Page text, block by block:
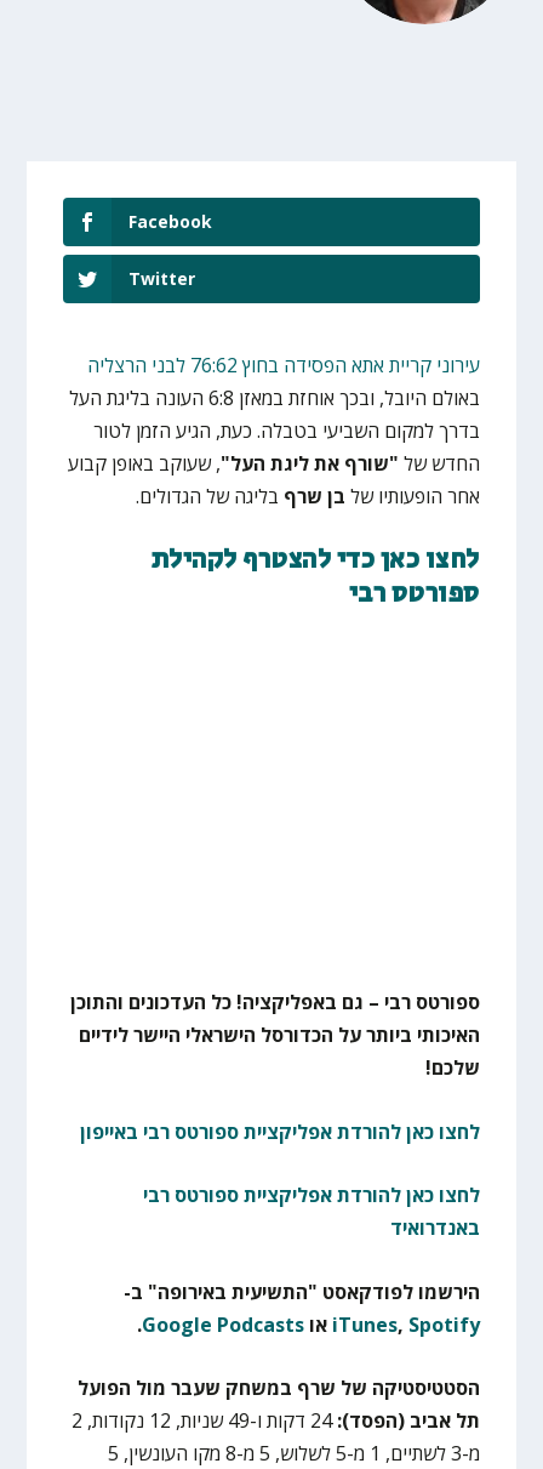
Facebook
Twitter
עירוני קריית אתא הפסידה בחוץ 76:62 לבני הרצליה
באולם היובל, ובכך אוחזת במאזן 6:8 העונה בליגת העל
בדרך למקום השביעי בטבלה. כעת, הגיע הזמן לטור
החדש של "שורף את ליגת העל", שעוקב באופן קבוע
אחר הופעותיו של בן שרף בליגה של הגדולים.
לחצו כאן כדי להצטרף לקהילת
ספורטס רבי
ספורטס רבי – גם באפליקציה! כל העדכונים והתוכן
האיכותי ביותר על הכדורסל הישראלי היישר לידיים
שלכם!
לחצו כאן להורדת אפליקציית ספורטס רבי באייפון
לחצו כאן להורדת אפליקציית ספורטס רבי
באנדרואיד
הירשמו לפודקאסט "התשיעית באירופה" ב-
iTunes, Spotify אוGoogle Podcasts
.
הסטטיסטיקה של שרף במשחק שעבר מול הפועל
תל אביב (הפסד):
24 דקות ו-49 שניות, 12 נקודות, 2
מ-3 לשתיים, 1 מ-5 לשלוש, 5 מ-8 מקו העונשין, 5